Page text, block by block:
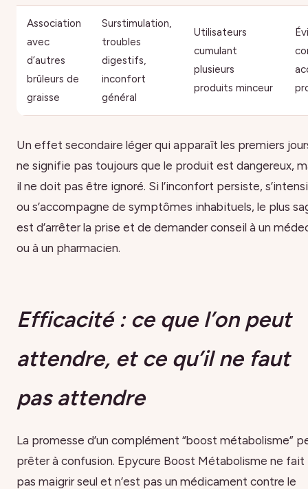
Association
avec
d’autres
brûleurs de
graisse
Surstimulation,
troubles
digestifs,
inconfort
général
Utilisateurs
cumulant
plusieurs
produits minceur
Un effet secondaire léger qui apparaît les premiers
ne signifie pas toujours que le produit est dangereux,
il ne doit pas être ignoré. Si l’inconfort persiste,
ou s’accompagne de symptômes inhabituels, le plus
est d’arrêter la prise et de demander conseil à un
ou à un pharmacien.
Efficacité : ce que l’on peut
attendre, et ce qu’il ne faut
pas attendre
La promesse d’un complément “boost métabolisme”
prêter à confusion. Epycure Boost Métabolisme ne fait
pas maigrir seul et n’est pas un médicament contre le